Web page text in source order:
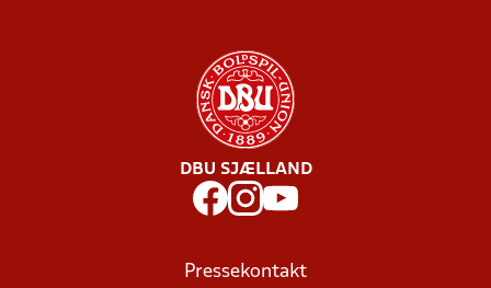
DBU SJÆLLAND
Pressekontakt